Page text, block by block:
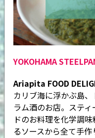
YOKOHAMA
Ariapita FOOD
カリブ海に浮かぶ島
ラム酒のお店。ステ
ドのお料理を化学調
るソースから全て手